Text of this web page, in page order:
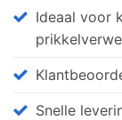
Ideaal voor
Snelle